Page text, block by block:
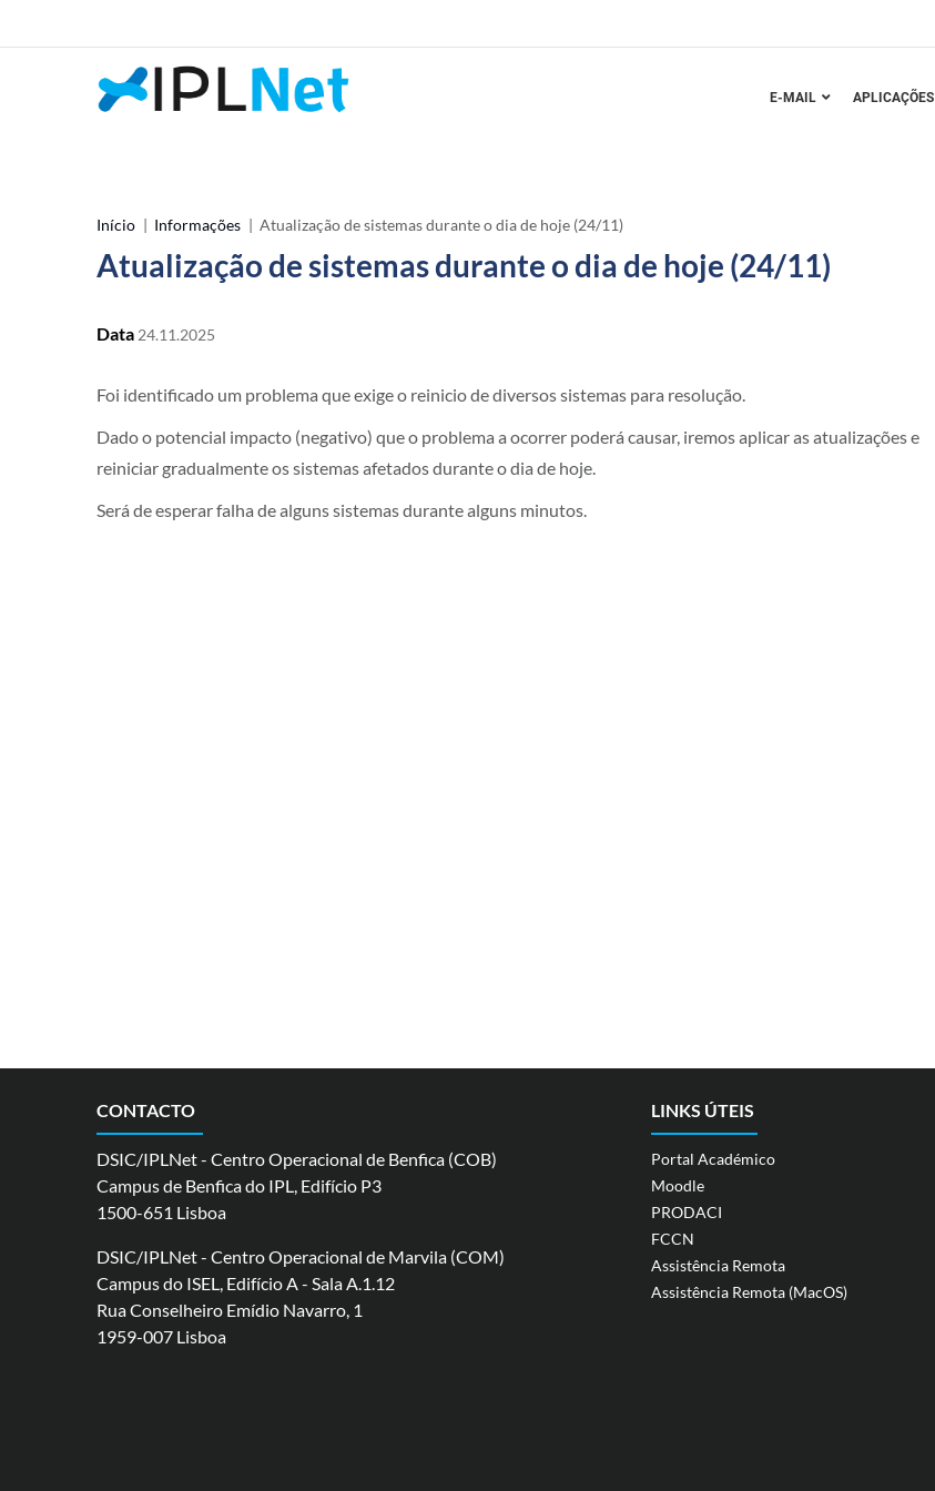
E-MAIL APLICAÇÕES
Navegação
estrutural
Início Informações Atualização de sistemas durante o dia de hoje (24/11)
Atualização de sistemas durante o dia de hoje (24/11)
Data 24.11.2025
Foi identificado um problema que exige o reinicio de diversos sistemas para resolução.
Dado o potencial impacto (negativo) que o problema a ocorrer poderá causar, iremos aplicar as atualizações e
reiniciar gradualmente os sistemas afetados durante o dia de hoje.
Será de esperar falha de alguns sistemas durante alguns minutos.
CONTACTO
DSIC/IPLNet - Centro Operacional de Benfica (COB)
Campus de Benfica do IPL, Edifício P3
1500-651 Lisboa
DSIC/IPLNet - Centro Operacional de Marvila (COM)
Campus do ISEL, Edifício A - Sala A.1.12
Rua Conselheiro Emídio Navarro, 1
1959-007 Lisboa
LINKS ÚTEIS
Portal Académico
Moodle
PRODACI
FCCN
Assistência Remota
Assistência Remota (MacOS)